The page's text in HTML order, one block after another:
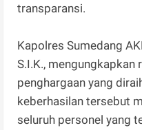
transparansi.
Kapolres Sumedang
S.I.K., mengungkapkan
penghargaan yang
keberhasilan tersebut
seluruh personel yang